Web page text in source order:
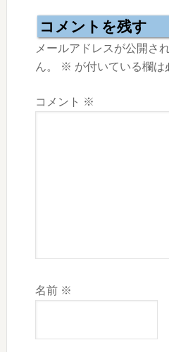
Interactions
コメントを残す
メールアドレスが公開さ
ん。
※ が付いている欄は
コメント ※
名前 ※